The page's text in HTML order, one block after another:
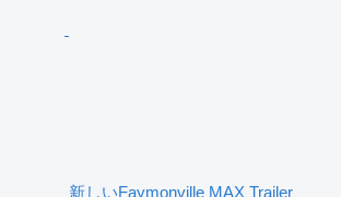
新しいFaymonville MAX Trailer